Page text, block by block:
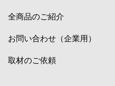
全商品のご紹介
お問い合わせ（企業用）
取材のご依頼